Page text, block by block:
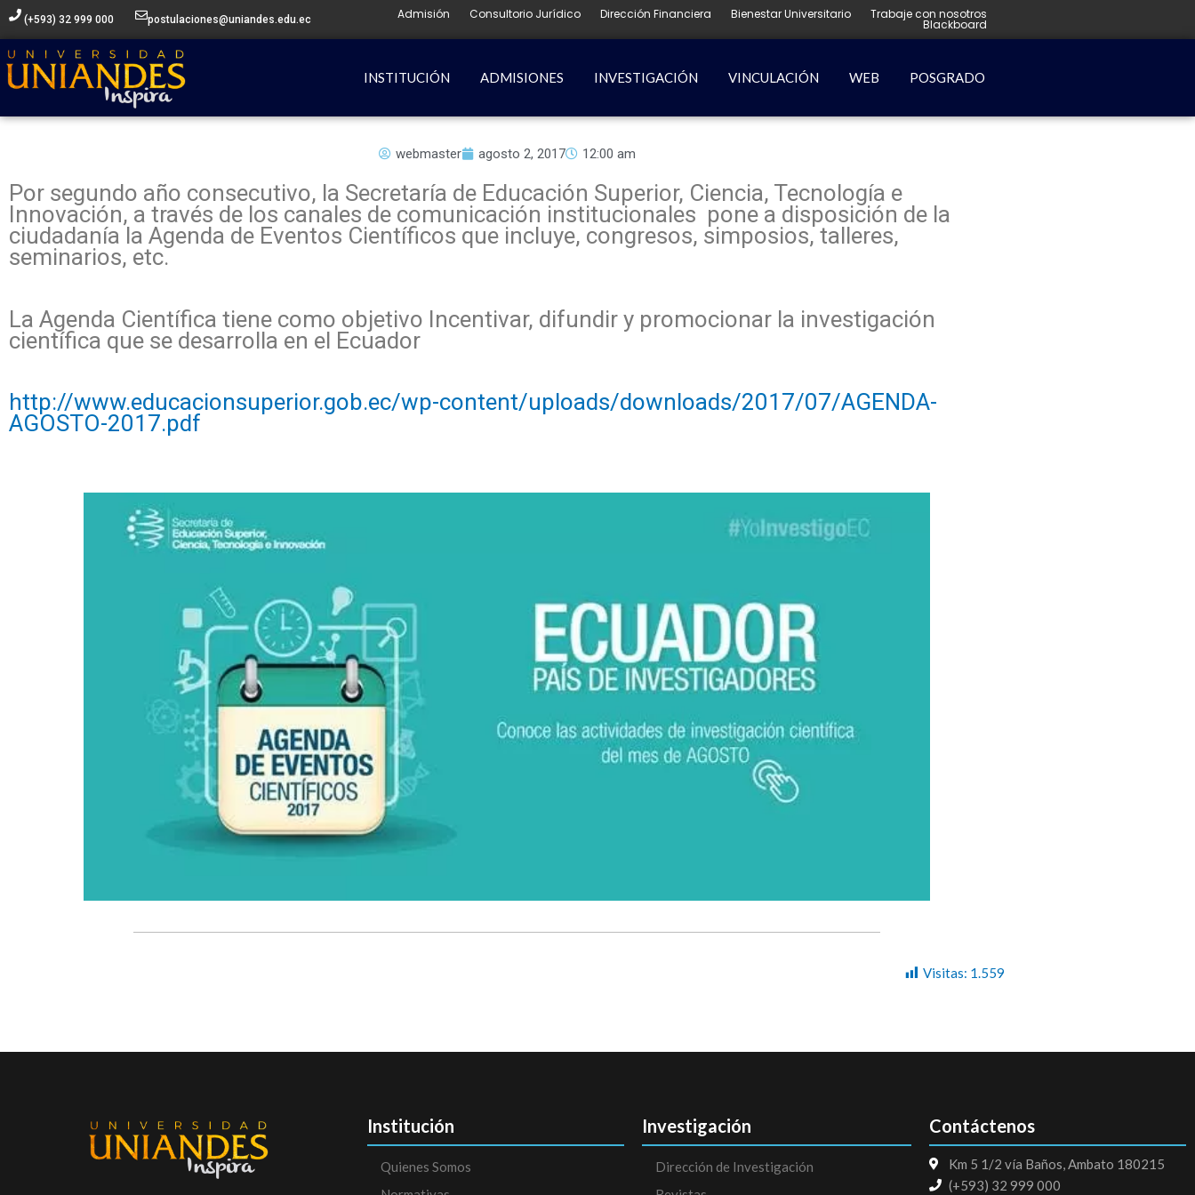
contenido
(+593) 32 999 000 postulaciones@uniandes.edu.ec Admisión Consultorio Jurídico Dirección Financiera Bienestar Universitario Trabaje con nosotros
Blackboard
INSTITUCIÓN ADMISIONES INVESTIGACIÓN VINCULACIÓN WEB POSGRADO
webmaster agosto 2, 2017 12:00 am
Por segundo año consecutivo, la Secretaría de Educación Superior, Ciencia, Tecnología e
Innovación, a través de los canales de comunicación institucionales pone a disposición de la
ciudadanía la Agenda de Eventos Científicos que incluye, congresos, simposios, talleres,
seminarios, etc.
La Agenda Científica tiene como objetivo Incentivar, difundir y promocionar la investigación
científica que se desarrolla en el Ecuador
http://www.educacionsuperior.gob.ec/wp-content/uploads/downloads/2017/07/AGENDA-
AGOSTO-2017.pdf
Visitas: 1.559
Institución
Quienes Somos
Investigación
Dirección de Investigación
Contáctenos
Km 5 1/2 vía Baños, Ambato 180215
(+593) 32 999 000